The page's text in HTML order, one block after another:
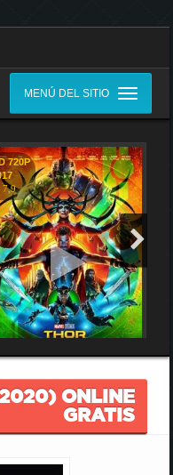
MENÚ DEL SITIO
720P
7,9
ONLINE
GRATIS